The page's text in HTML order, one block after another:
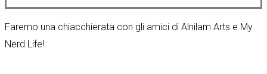
Faremo una chiacchierata con gli amici di Alnilam Arts e My
Nerd Life!